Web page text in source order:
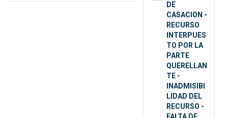
DE
CASACION -
RECURSO
INTERPUES
TO POR LA
PARTE
QUERELLAN
TE -
INADMISIBI
LIDAD DEL
RECURSO -